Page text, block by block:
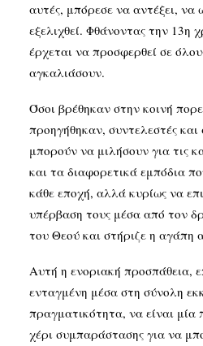
αυτές, μπόρεσε να αντέξει, να
εξελιχθεί. Φθάνοντας την 13η
έρχεται να προσφερθεί σε
αγκαλιάσουν.
Όσοι βρέθηκαν στην κοινή
προηγήθηκαν, συντελεστές και
μπορούν να μιλήσουν για τις
και τα διαφορετικά εμπόδια
κάθε εποχή, αλλά κυρίως να
υπέρβαση τους μέσα από τον
του Θεού και στήριζε η
Αυτή η ενοριακή προσπάθεια,
ενταγμένη μέσα στη σύνολη
πραγματικότητα, να είναι
χέρι συμπαράστασης για να